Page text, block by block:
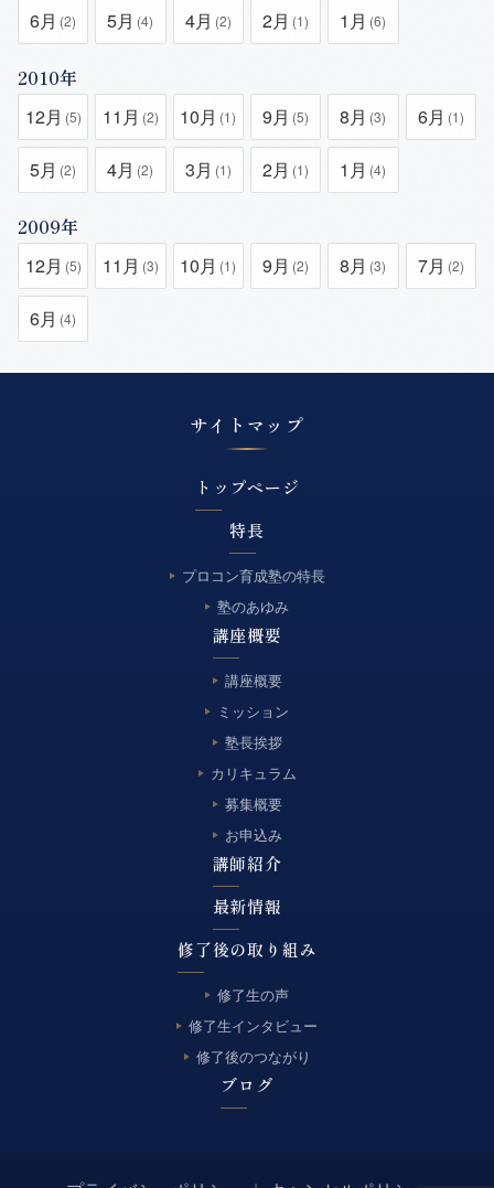
6月 (2) 5月 (4) 4月 (2) 2月 (1) 1月 (6)
2010年
12月 (5) 11月 (2) 10月 (1) 9月 (5) 8月 (3) 6月 (1)
5月 (2) 4月 (2) 3月 (1) 2月 (1) 1月 (4)
2009年
12月 (5) 11月 (3) 10月 (1) 9月 (2) 8月 (3) 7月 (2)
6月 (4)
サイトマップ
トップページ
特長
プロコン育成塾の特長
塾のあゆみ
講座概要
講座概要
ミッション
塾長挨拶
カリキュラム
募集概要
お申込み
講師紹介
最新情報
修了後の取り組み
修了生の声
修了生インタビュー
修了後のつながり
ブログ